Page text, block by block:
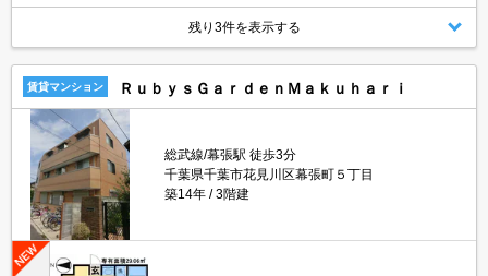
残り3件を表示する
賃貸マンション ＲｕｂｙｓＧａｒｄｅｎＭａｋｕｈａｒｉ
総武線/幕張駅 徒歩3分
千葉県千葉市花見川区幕張町５丁目
築14年
3階建